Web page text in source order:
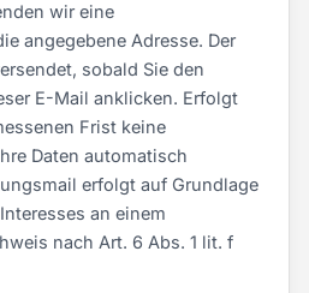
wir eine
angegebene Adresse. Der
sobald Sie den
E-Mail anklicken. Erfolgt
Frist keine
Daten automatisch
erfolgt auf Grundlage
an einem
nach Art. 6 Abs. 1 lit. f